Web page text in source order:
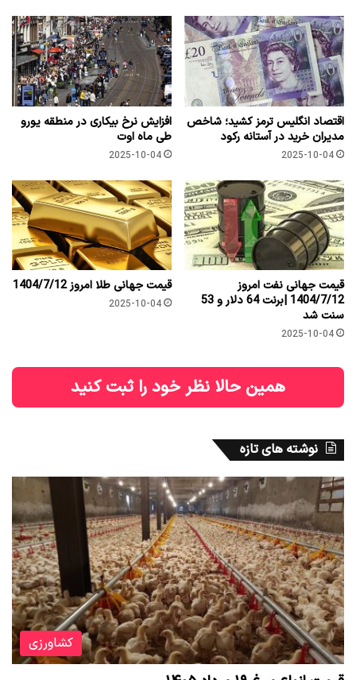
اقتصاد انگلیس ترمز کشید؛ شاخص
مدیران خرید در آستانه رکود
2025-10-04
افزایش نرخ بیکاری در منطقه یورو
طی ماه اوت
2025-10-04
قیمت جهانی نفت امروز
1404/7/12 |برنت 64 دلار و 53
سنت شد
2025-10-04
قیمت جهانی طلا امروز 1404/7/12
2025-10-04
همین حالا نظر خود را ثبت کنید
نوشته های تازه
کشاورزی